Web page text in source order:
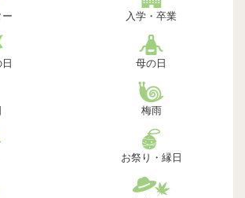
ー 入学・卒業
母の日
梅雨
お祭り・縁日